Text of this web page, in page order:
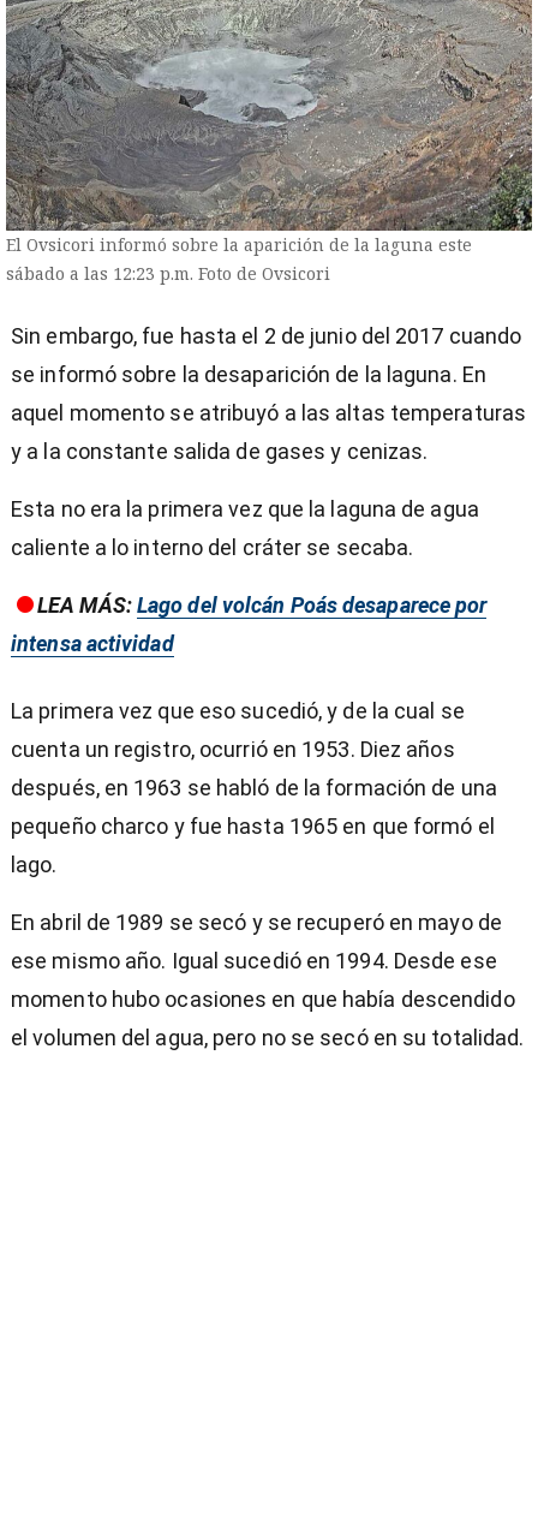
El Ovsicori informó sobre la aparición de la laguna este
sábado a las 12:23 p.m. Foto de Ovsicori
Sin embargo, fue hasta el 2 de junio del 2017 cuando
se informó sobre la desaparición de la laguna. En
aquel momento se atribuyó a las altas temperaturas
y a la constante salida de gases y cenizas.
Esta no era la primera vez que la laguna de agua
caliente a lo interno del cráter se secaba.
LEA MÁS:Lago del volcán Poás desaparece por
intensa actividad
La primera vez que eso sucedió, y de la cual se
cuenta un registro, ocurrió en 1953. Diez años
después, en 1963 se habló de la formación de una
pequeño charco y fue hasta 1965 en que formó el
lago.
En abril de 1989 se secó y se recuperó en mayo de
ese mismo año. Igual sucedió en 1994. Desde ese
momento hubo ocasiones en que había descendido
el volumen del agua, pero no se secó en su totalidad.